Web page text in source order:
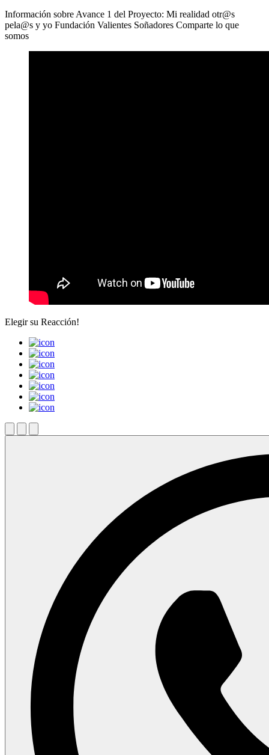
Información sobre Avance 1 del Proyecto: Mi realidad otr@s
pela@s y yo Fundación Valientes Soñadores Comparte lo que
somos
Elegir su Reacción!